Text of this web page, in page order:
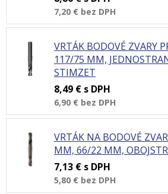
7,20 € bez DPH
VRTÁK BODOVÉ ZVARY
117/75 MM,
STIMZET
8,49 € s DPH
6,90 € bez DPH
VRTÁK NA BODOVÉ
MM, 66/22 MM,
7,13 € s DPH
5,80 € bez DPH